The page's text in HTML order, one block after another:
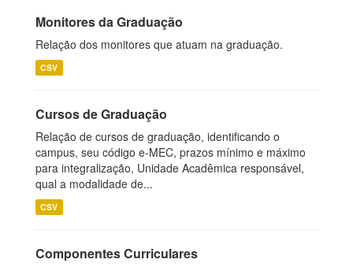
Monitores da Graduação
Relação dos monitores que atuam na graduação.
CSV
Cursos de Graduação
Relação de cursos de graduação, identificando o
campus, seu código e-MEC, prazos mínimo e máximo
para integralização, Unidade Acadêmica responsável,
qual a modalidade de...
CSV
Componentes Curriculares